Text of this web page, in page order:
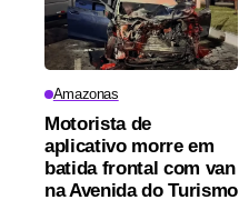
Amazonas
Motorista de
aplicativo morre em
batida frontal com van
na Avenida do Turismo